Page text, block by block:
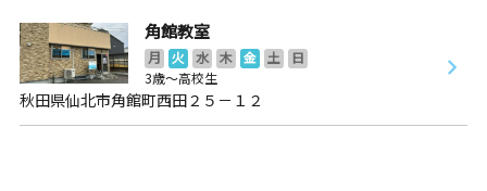
角館教室
月 火 水 木 金 土
日
3歳～高校生
秋田県仙北市角館町西田２５－１２